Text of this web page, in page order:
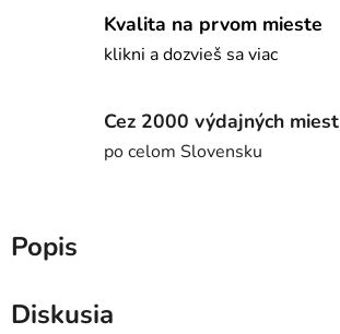
Kvalita na prvom mieste
klikni a dozvieš sa viac
Cez 2000 výdajných miest
po celom Slovensku
Popis
Diskusia